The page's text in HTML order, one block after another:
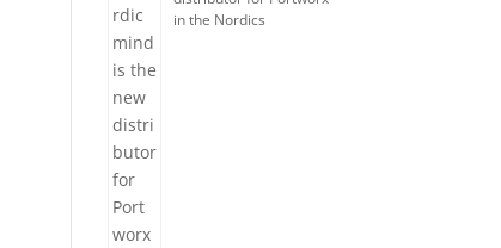
in the Nordics